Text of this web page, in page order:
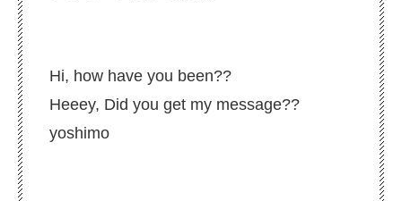
Hi, how have you been??
Heeey, Did you get my message??
yoshimo